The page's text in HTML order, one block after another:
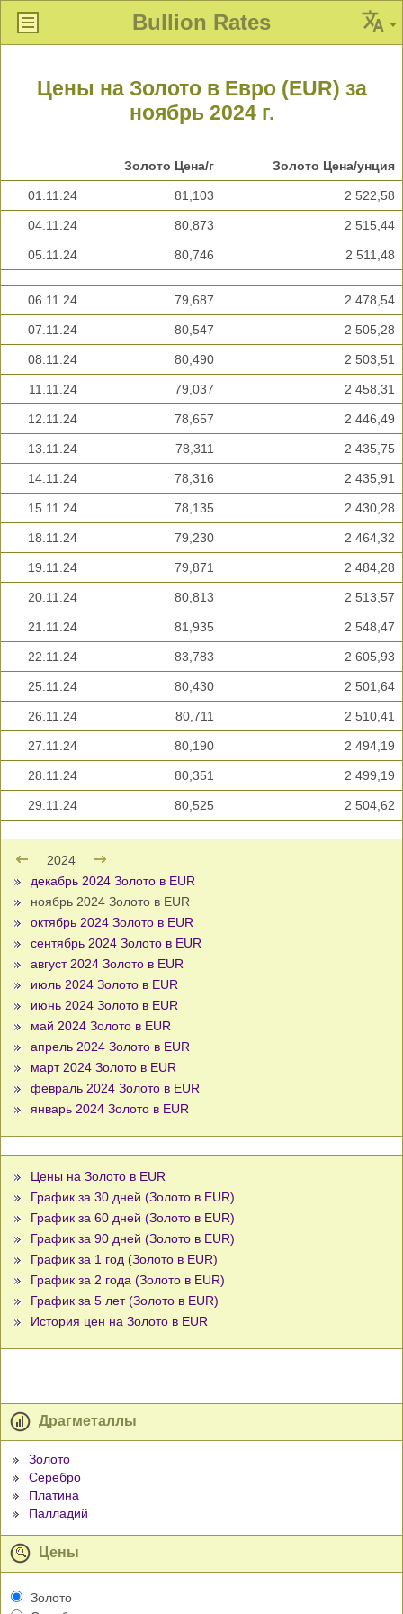
Bullion Rates
Цены на Золото в Евро (EUR) за
ноябрь 2024 г.
Золото Цена/г Золото Цена/унция
01.11.24 81,103 2 522,58
04.11.24 80,873 2 515,44
05.11.24 80,746 2 511,48
06.11.24 79,687 2 478,54
07.11.24 80,547 2 505,28
08.11.24 80,490 2 503,51
11.11.24 79,037 2 458,31
12.11.24 78,657 2 446,49
13.11.24 78,311 2 435,75
14.11.24 78,316 2 435,91
15.11.24 78,135 2 430,28
18.11.24 79,230 2 464,32
19.11.24 79,871 2 484,28
20.11.24 80,813 2 513,57
21.11.24 81,935 2 548,47
22.11.24 83,783 2 605,93
25.11.24 80,430 2 501,64
26.11.24 80,711 2 510,41
27.11.24 80,190 2 494,19
28.11.24 80,351 2 499,19
29.11.24 80,525 2 504,62
2024
декабрь 2024 Золото в EUR
ноябрь 2024 Золото в EUR
октябрь 2024 Золото в EUR
сентябрь 2024 Золото в EUR
август 2024 Золото в EUR
июль 2024 Золото в EUR
июнь 2024 Золото в EUR
май 2024 Золото в EUR
апрель 2024 Золото в EUR
март 2024 Золото в EUR
февраль 2024 Золото в EUR
январь 2024 Золото в EUR
Цены на Золото в EUR
График за 30 дней (Золото в EUR)
График за 60 дней (Золото в EUR)
График за 90 дней (Золото в EUR)
График за 1 год (Золото в EUR)
График за 2 года (Золото в EUR)
График за 5 лет (Золото в EUR)
История цен на Золото в EUR
Драгметаллы
Золото
Серебро
Платина
Палладий
Цены
Золото